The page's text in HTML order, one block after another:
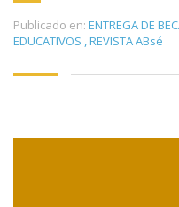
Publicado en: ENTREGA DE
EDUCATIVOS ,REVISTA ABsé